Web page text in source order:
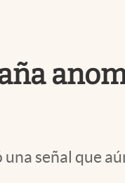
señal que